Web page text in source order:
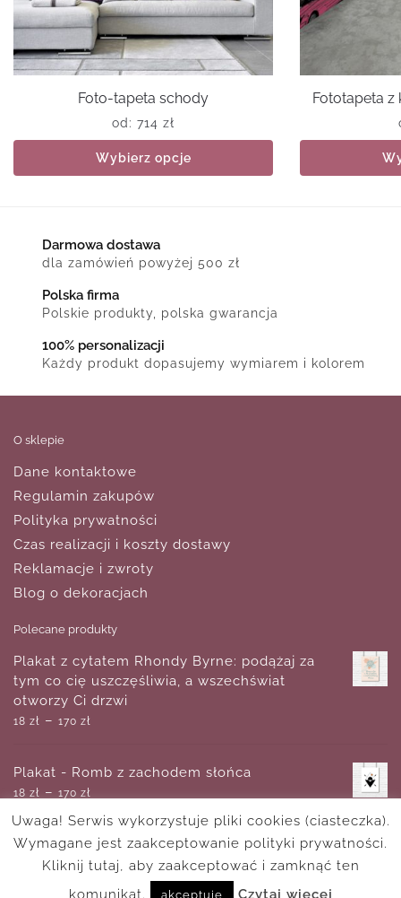
Foto-tapeta schody
od: 714 zł
Wybierz opcje
Fototapeta
Darmowa dostawa
dla zamówień powyżej 500 zł
Polska firma
Polskie produkty, polska gwarancja
100% personalizacji
Każdy produkt dopasujemy wymiarem i kolorem
O sklepie
Dane kontaktowe
Regulamin zakupów
Polityka prywatności
Czas realizacji i koszty dostawy
Reklamacje i zwroty
Blog o dekoracjach
Polecane produkty
Plakat z cytatem Rhondy Byrne: podążaj za
tym co cię uszczęśliwia, a wszechświat
otworzy Ci drzwi
18 zł – 170 zł
Plakat - Romb z zachodem słońca
18 zł – 170 zł
Obraz z czerwonymi makami
zł–1,570 zł
Uwaga! Serwis wykorzystuje pliki cookies (ciasteczka).
Wymagane jest zaakceptowanie polityki prywatności.
Kliknij tutaj, aby zaakceptować i zamknąć ten
komunikat.
akceptuję Czytaj wiecej